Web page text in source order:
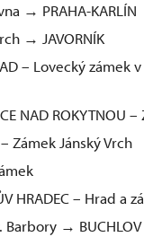
→ PRAHA-KARLÍN
→ JAVORNÍK
– Lovecký zámek
NAD ROKYTNOU
– Zámek Jánský Vrch
HRADEC – Hrad a
Barbory → BUCHLOV